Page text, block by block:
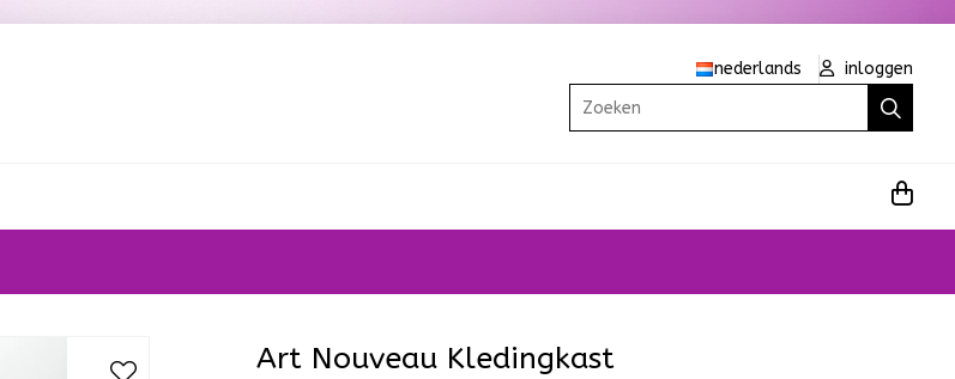
nederlands
inloggen
Zoeken
Art Nouveau Kledingkast